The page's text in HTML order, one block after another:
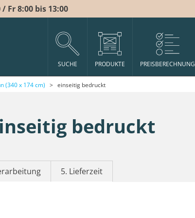
Fr 8:00 bis 13:00
SUCHE PRODUKTE PREISBERECHNUNG
(340 x 174 cm) > einseitig bedruckt
bedruckt
5. Lieferzeit